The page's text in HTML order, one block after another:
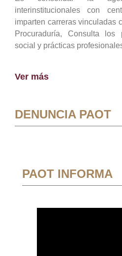
interinstitucionales con
imparten carreras vinculadas
Procuraduría, Consulta los
social y prácticas
Ver más
DENUNCIA PAOT
PAOT INFORMA